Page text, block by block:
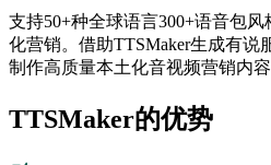
支持50+种全球语言300+语音包
化营销。借助TTSMaker生成有说
制作高质量本土化音视频营销内容
TTSMaker的优势